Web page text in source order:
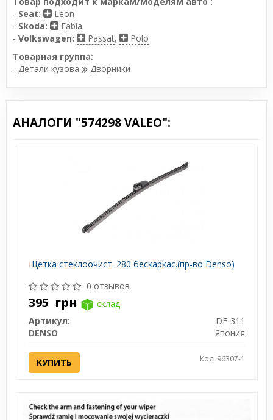
- Seat:
Leon
- Skoda:
Fabia
- Volkswagen: Passat,
Polo
Товарная группа:
- Детали кузова
Дворники
АНАЛОГИ "574298 VALEO":
Щетка стеклоочист. 280 бескаркас.(пр-во Denso)
0 отзывов
395 грн
склад
Артикул:
DF-311
DENSO
Япония
КУПИТЬ Код: 96307-1